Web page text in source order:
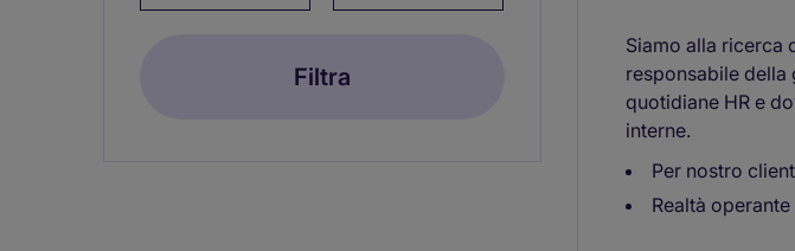
Siamo alla ricerca
responsabile della
quotidiane HR e
interne.
Per nostro
Realtà